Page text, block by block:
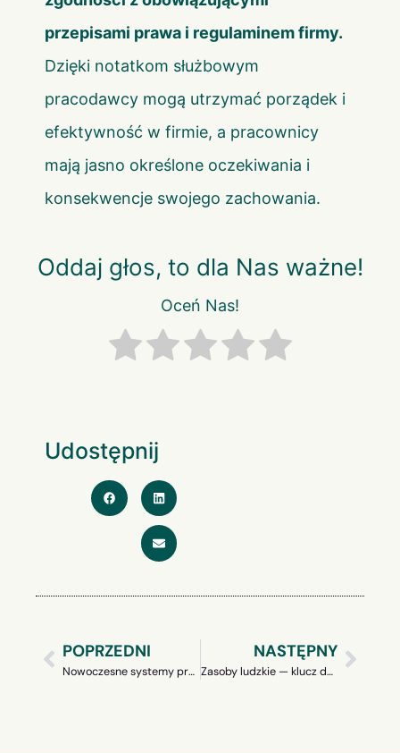
przepisami prawa i regulaminem firmy.
Dzięki notatkom służbowym
pracodawcy mogą utrzymać porządek i
efektywność w firmie, a pracownicy
mają jasno określone oczekiwania i
konsekwencje swojego zachowania.
Oddaj głos, to dla Nas ważne!
Oceń Nas!
Udostępnij
POPRZEDNI
Nowoczesne systemy premiowe w przedsiębiorstwie: motywacja, efektywność, sukces.
NASTĘPNY
Zasoby ludzkie — klucz do sukcesu przedsiębiorstwa